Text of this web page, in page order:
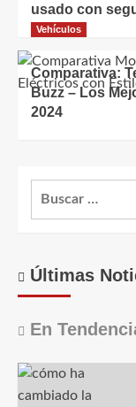
usado con
Vehículos
Comparativa:
Buzz – Los
2024
Últimas
En